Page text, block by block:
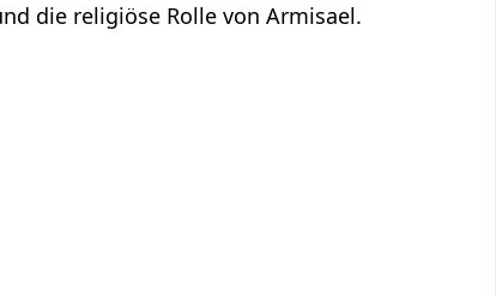
die religiöse Rolle von Armisael.